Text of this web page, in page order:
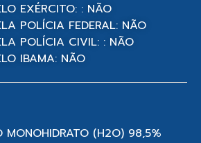
EXÉRCITO: : NÃO
POLÍCIA FEDERAL: NÃO
POLÍCIA CIVIL: : NÃO
IBAMA: NÃO
MONOHIDRATO (H2O) 98,5%